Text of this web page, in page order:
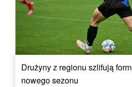
Drużyny z regionu szlifują
nowego sezonu